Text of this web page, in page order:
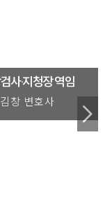
법원장 역임
이태수 변호사